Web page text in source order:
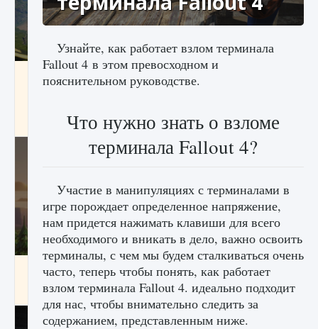
Как исправить ошибку Palworld «Идет
сохранение мира — Невозможно начать
9 августа 2024 2 511 0 0
Как заработать медали лиги Clash of Clans
9 августа 2024 2 599 0 1
Узнайте, как работает взлом терминала
Fallout 4 в этом превосходном и
пояснительном руководстве.
Что нужно знать о взломе
терминала Fallout 4?
Участие в манипуляциях с терминалами в
игре порождает определенное напряжение,
нам придется нажимать клавиши для всего
необходимого и вникать в дело, важно освоить
терминалы, с чем мы будем сталкиваться очень
часто, теперь чтобы понять, как работает
взлом терминала Fallout 4. идеально подходит
для нас, чтобы внимательно следить за
содержанием, представленным ниже.